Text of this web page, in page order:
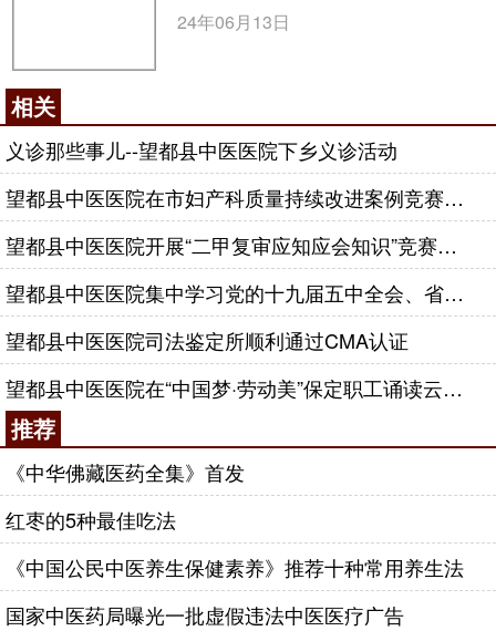
24年06月13日
相关
义诊那些事儿--望都县中医医院下乡义诊活动
望都县中医医院在市妇产科质量持续改进案例竞赛中喜获佳绩
望都县中医医院开展“二甲复审应知应会知识”竞赛活动
望都县中医医院集中学习党的十九届五中全会、省委九届十一次全会精神
望都县中医医院司法鉴定所顺利通过CMA认证
望都县中医医院在“中国梦·劳动美”保定职工诵读云展演评比活动中喜获佳绩
推荐
《中华佛藏医药全集》首发
红枣的5种最佳吃法
《中国公民中医养生保健素养》推荐十种常用养生法
国家中医药局曝光一批虚假违法中医医疗广告